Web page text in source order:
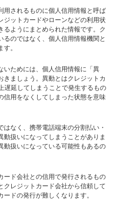
用されるものに個人信用情報と呼ば
ジットカードやローンなどの利用状
るようにまとめられた情報です。ク
るのではなく、個人信用情報機関と
。
いためには、個人信用情報に「異
きましょう。異動とはクレジットカ
遅延してしまうことで発生するもの
信用をなくしてしまった状態を意味
なく、携帯電話端末の分割払い・
扱いになってしまうことがありま
動扱いになっている可能性もあるの
ード会社との信用で発行されるもの
クレジットカード会社から信頼して
ドの発行が難しくなります。